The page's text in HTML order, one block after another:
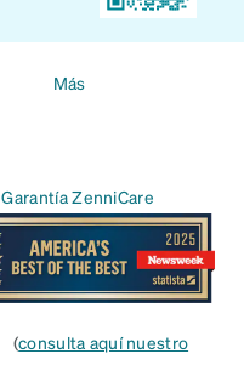
Más
Garantía ZenniCare
(consulta aquí nuestro